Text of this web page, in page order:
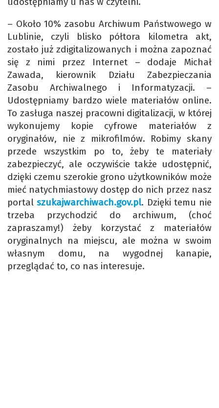
– Około 10% zasobu Archiwum Państwowego w
Lublinie, czyli blisko półtora kilometra akt,
zostało już zdigitalizowanych i można zapoznać
się z nimi przez Internet – dodaje Michał
Zawada, kierownik Działu Zabezpieczania
Zasobu Archiwalnego i Informatyzacji. –
Udostępniamy bardzo wiele materiałów online.
To zasługa naszej pracowni digitalizacji, w której
wykonujemy kopie cyfrowe materiałów z
oryginałów, nie z mikrofilmów. Robimy skany
przede wszystkim po to, żeby te materiały
zabezpieczyć, ale oczywiście także udostępnić,
dzięki czemu szerokie grono użytkowników może
mieć natychmiastowy dostęp do nich przez nasz
portal szukajwarchiwach.gov.pl. Dzięki temu nie
trzeba przychodzić do archiwum, (choć
zapraszamy!) żeby korzystać z materiałów
oryginalnych na miejscu, ale można w swoim
własnym domu, na wygodnej kanapie,
przeglądać to, co nas interesuje.